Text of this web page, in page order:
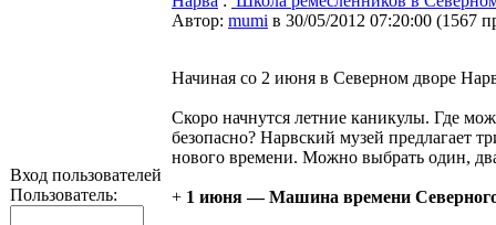
Вход пользователей
Пользователь:
Автор: mumi в 30/05/2012 07:20:00 (1567
Начиная со 2 июня в Северном дворе
Скоро начнутся летние каникулы. Где
безопасно? Нарвский музей предлагает
нового времени. Можно выбрать один,
+ 1 июня — Машина времени